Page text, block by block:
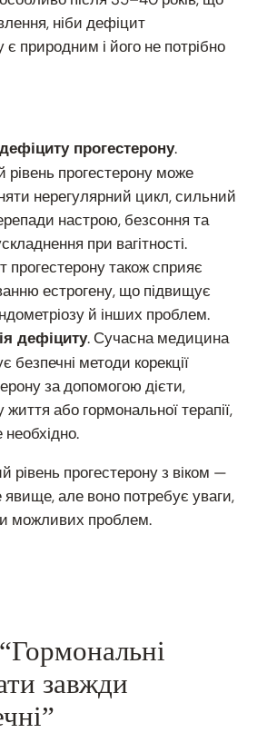
ніби дефіцит
є природним і його не потрібно
прогестерону.
рівень прогестерону може
нерегулярний цикл, сильний
настрою, безсоння та
при вагітності.
прогестерону також сприяє
естрогену, що підвищує
й інших проблем.
дефіциту. Сучасна медицина
безпечні методи корекції
за допомогою дієти,
життя або гормональної терапії,
рівень прогестерону з віком —
але воно потребує уваги,
можливих проблем.
завжди